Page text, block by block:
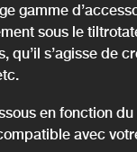
gamme
sous le
qu’il s’agisse de
en fonction
avec